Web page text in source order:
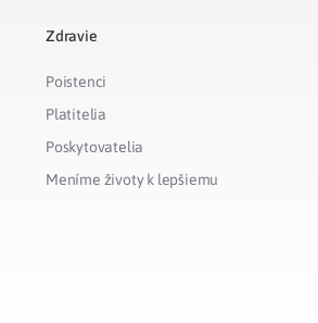
Zdravie
Poistenci
Platitelia
Poskytovatelia
Meníme životy k lepšiemu